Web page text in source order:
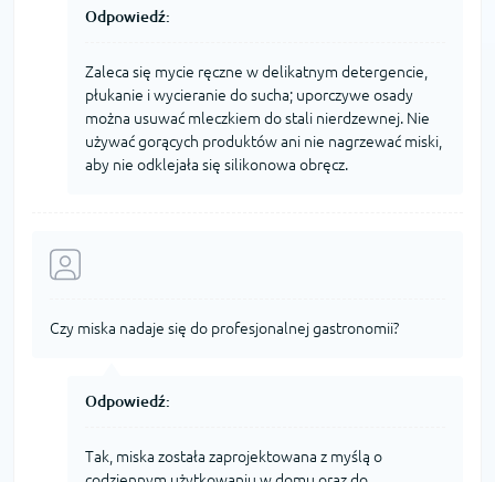
Odpowiedź:
Zaleca się mycie ręczne w delikatnym detergencie,
płukanie i wycieranie do sucha; uporczywe osady
można usuwać mleczkiem do stali nierdzewnej. Nie
używać gorących produktów ani nie nagrzewać miski,
aby nie odklejała się silikonowa obręcz.
Czy miska nadaje się do profesjonalnej gastronomii?
Odpowiedź:
Tak, miska została zaprojektowana z myślą o